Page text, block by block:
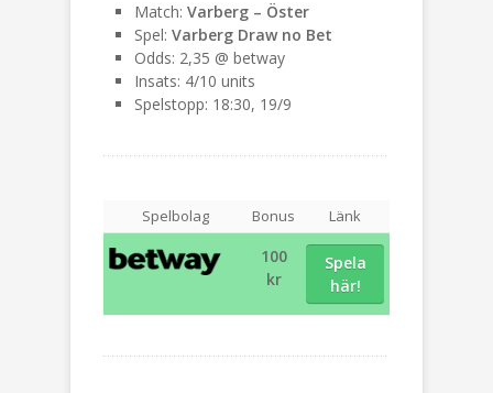
Match: Varberg – Öster
Spel: Varberg Draw no Bet
Odds: 2,35 @ betway
Insats: 4/10 units
Spelstopp: 18:30, 19/9
Spelbolag Bonus Länk
100
kr
Spela
här!